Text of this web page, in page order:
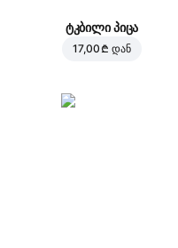
ტკბილი პიცა
17,00 ₾ დან